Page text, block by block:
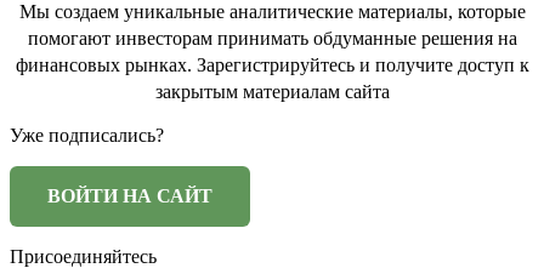
Мы создаем уникальные аналитические материалы, которые
помогают инвесторам принимать обдуманные решения на
финансовых рынках. Зарегистрируйтесь и получите доступ к
закрытым материалам сайта
Уже подписались?
Присоединяйтесь